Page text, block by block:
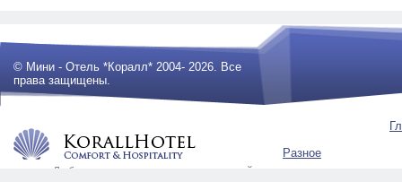
© Мини - Отель *Коралл* 2004- 2026. Все
права защищены.
Любое использование материалов сайта
Разное